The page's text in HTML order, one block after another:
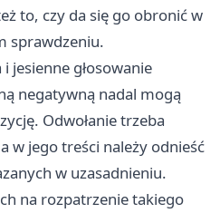
to, czy da się go obronić w
sprawdzeniu.
jesienne głosowanie
negatywną nadal mogą
Odwołanie trzeba
w jego treści należy odnieść
w uzasadnieniu.
na rozpatrzenie takiego